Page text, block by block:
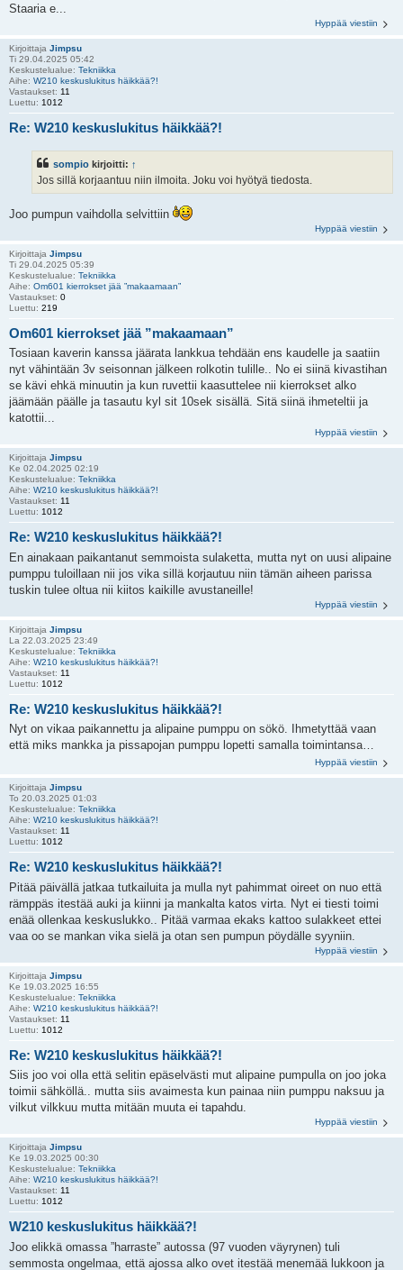
Staaria e...
Hyppää viestiin
Kirjoittaja Jimpsu
Ti 29.04.2025 05:42
Keskustelualue: Tekniikka
Aihe: W210 keskuslukitus häikkää?!
Vastaukset: 11
Luettu: 1012
Re: W210 keskuslukitus häikkää?!
sompio kirjoitti: ↑
Jos sillä korjaantuu niin ilmoita. Joku voi hyötyä tiedosta.
Joo pumpun vaihdolla selvittiin
Hyppää viestiin
Kirjoittaja Jimpsu
Ti 29.04.2025 05:39
Keskustelualue: Tekniikka
Aihe: Om601 kierrokset jää ”makaamaan”
Vastaukset: 0
Luettu: 219
Om601 kierrokset jää ”makaamaan”
Tosiaan kaverin kanssa jäärata lankkua tehdään ens kaudelle ja saatiin
nyt vähintään 3v seisonnan jälkeen rolkotin tulille.. No ei siinä kivastihan
se kävi ehkä minuutin ja kun ruvettii kaasuttelee nii kierrokset alko
jäämään päälle ja tasautu kyl sit 10sek sisällä. Sitä siinä ihmeteltii ja
katottii...
Hyppää viestiin
Kirjoittaja Jimpsu
Ke 02.04.2025 02:19
Keskustelualue: Tekniikka
Aihe: W210 keskuslukitus häikkää?!
Vastaukset: 11
Luettu: 1012
Re: W210 keskuslukitus häikkää?!
En ainakaan paikantanut semmoista sulaketta, mutta nyt on uusi alipaine
pumppu tuloillaan nii jos vika sillä korjautuu niin tämän aiheen parissa
tuskin tulee oltua nii kiitos kaikille avustaneille!
Hyppää viestiin
Kirjoittaja Jimpsu
La 22.03.2025 23:49
Keskustelualue: Tekniikka
Aihe: W210 keskuslukitus häikkää?!
Vastaukset: 11
Luettu: 1012
Re: W210 keskuslukitus häikkää?!
Nyt on vikaa paikannettu ja alipaine pumppu on sökö. Ihmetyttää vaan
että miks mankka ja pissapojan pumppu lopetti samalla toimintansa…
Hyppää viestiin
Kirjoittaja Jimpsu
To 20.03.2025 01:03
Keskustelualue: Tekniikka
Aihe: W210 keskuslukitus häikkää?!
Vastaukset: 11
Luettu: 1012
Re: W210 keskuslukitus häikkää?!
Pitää päivällä jatkaa tutkailuita ja mulla nyt pahimmat oireet on nuo että
rämppäs itestää auki ja kiinni ja mankalta katos virta. Nyt ei tiesti toimi
enää ollenkaa keskuslukko.. Pitää varmaa ekaks kattoo sulakkeet ettei
vaa oo se mankan vika sielä ja otan sen pumpun pöydälle syyniin.
Hyppää viestiin
Kirjoittaja Jimpsu
Ke 19.03.2025 16:55
Keskustelualue: Tekniikka
Aihe: W210 keskuslukitus häikkää?!
Vastaukset: 11
Luettu: 1012
Re: W210 keskuslukitus häikkää?!
Siis joo voi olla että selitin epäselvästi mut alipaine pumpulla on joo joka
toimii sähköllä.. mutta siis avaimesta kun painaa niin pumppu naksuu ja
vilkut vilkkuu mutta mitään muuta ei tapahdu.
Hyppää viestiin
Kirjoittaja Jimpsu
Ke 19.03.2025 00:30
Keskustelualue: Tekniikka
Aihe: W210 keskuslukitus häikkää?!
Vastaukset: 11
Luettu: 1012
W210 keskuslukitus häikkää?!
Joo elikkä omassa ”harraste” autossa (97 vuoden väyrynen) tuli
semmosta ongelmaa, että ajossa alko ovet itestää menemää lukkoon ja